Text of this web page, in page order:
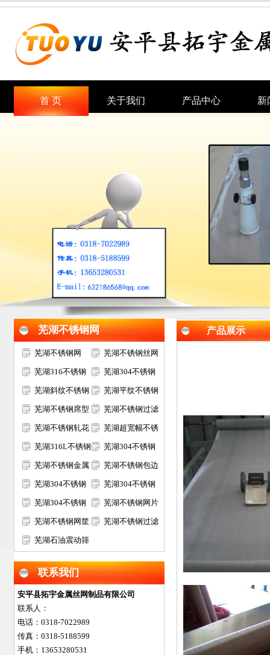
首 页 关于我们 产品中心 新
芜湖不锈钢网
芜湖不锈钢网 芜湖不锈钢丝网
芜湖316不锈钢
网
芜湖304不锈钢
网
芜湖斜纹不锈钢
网
芜湖平纹不锈钢
网
芜湖不锈钢席型
网
芜湖不锈钢过滤
网
芜湖不锈钢轧花
网
芜湖超宽幅不锈
钢网
芜湖316L不锈钢
网
芜湖304不锈钢
电焊网
芜湖不锈钢金属
装饰网
芜湖不锈钢包边
网片
芜湖304不锈钢
过滤网筒
芜湖304不锈钢
筛网
芜湖304不锈钢
矿筛网
芜湖不锈钢网片
芜湖不锈钢网筐
网篮
芜湖不锈钢过滤
芜湖石油震动筛
联系我们
安平县拓宇金属丝网制品有限公司
联系人：
电话：0318-7022989
传真：0318-5188599
手机：13653280531
产品展示